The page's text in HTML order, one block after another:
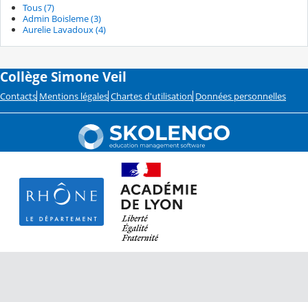
Tous (7)
Admin Boisleme (3)
Aurelie Lavadoux (4)
Collège Simone Veil
Contacts Mentions légales Chartes d'utilisation Données personnelles